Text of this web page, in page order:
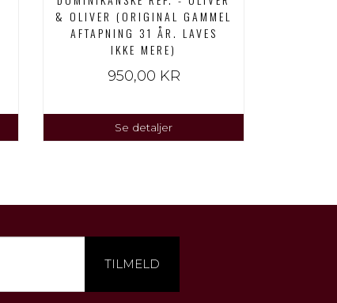
& OLIVER (ORIGINAL GAMMEL
AFTAPNING 31 ÅR. LAVES
IKKE MERE)
950,00 KR
Se detaljer
TILMELD